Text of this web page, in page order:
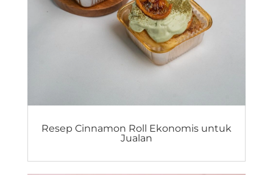
Resep Cinnamon Roll Ekonomis untuk
Jualan